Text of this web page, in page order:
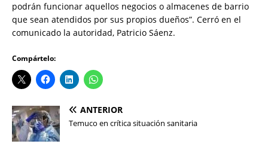
podrán funcionar aquellos negocios o almacenes de barrio
que sean atendidos por sus propios dueños”. Cerró en el
comunicado la autoridad, Patricio Sáenz.
Compártelo:
ANTERIOR
Temuco en crítica situación sanitaria